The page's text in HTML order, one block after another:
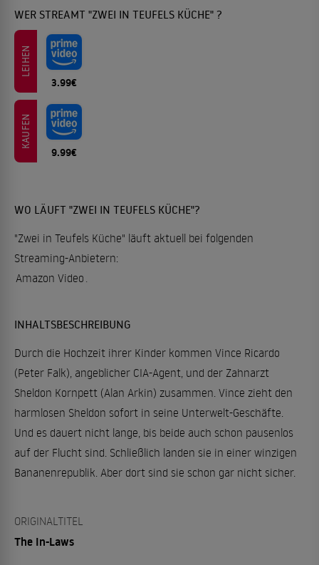
WER STREAMT "ZWEI IN TEUFELS KÜCHE" ?
LEIHEN
3.99€
KAUFEN
9.99€
WO LÄUFT "ZWEI IN TEUFELS KÜCHE"?
"Zwei in Teufels Küche" läuft aktuell bei folgenden
Streaming-Anbietern:
Amazon Video .
INHALTSBESCHREIBUNG
Durch die Hochzeit ihrer Kinder kommen Vince Ricardo
(Peter Falk), angeblicher CIA-Agent, und der Zahnarzt
Sheldon Kornpett (Alan Arkin) zusammen. Vince zieht den
harmlosen Sheldon sofort in seine Unterwelt-Geschäfte.
Und es dauert nicht lange, bis beide auch schon pausenlos
auf der Flucht sind. Schließlich landen sie in einer winzigen
Bananenrepublik. Aber dort sind sie schon gar nicht sicher.
ORIGINALTITEL
The In-Laws